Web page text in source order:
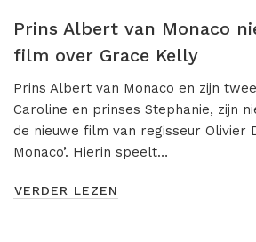
Misdaad
Musical
Romantische komedie
Thriller
Prins Albert van Monaco
film over Grace Kelly
Prins Albert van Monaco en zijn
Caroline en prinses Stephanie, zijn
de nieuwe film van regisseur Olivier
Monaco’. Hierin speelt…
VERDER LEZEN